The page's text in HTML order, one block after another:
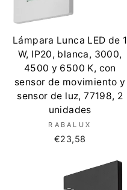
Lámpara Lunca LED de 1
W, IP20, blanca, 3000,
4500 y 6500 K, con
sensor de movimiento y
sensor de luz, 77198, 2
unidades
RABALUX
€23,58